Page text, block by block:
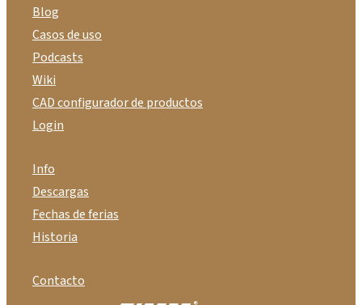
Blog
Casos de uso
Podcasts
Wiki
CAD configurador de productos
Login
Info
Descargas
Fechas de ferias
Historia
Contacto